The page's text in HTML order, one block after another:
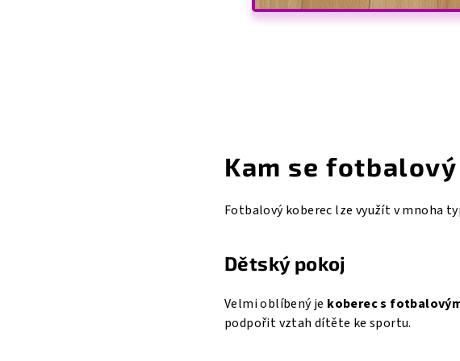
Kam se
Fotbalový koberec lze využít v mnoha
Dětský pokoj
Velmi oblíbený je koberec s
podpořit vztah dítěte ke sportu.